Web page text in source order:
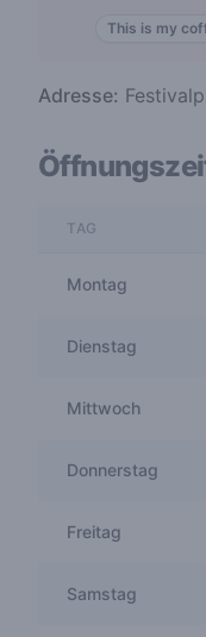
This is my
Adresse:
TAG
Montag
Dienstag
Mittwoch
Donnerstag
Freitag
Samstag